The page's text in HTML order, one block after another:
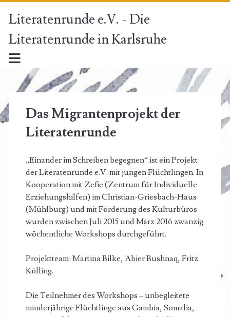
Literatenrunde e.V. - Die
Literatenrunde in Karlsruhe
Das Migrantenprojekt der
Literatenrunde
„Einander im Schreiben begegnen“ ist ein Projekt
der Literatenrunde e.V. mit jungen Flüchtlingen. In
Kooperation mit Zefie (Zentrum für Individuelle
Erziehungshilfen) im Christian-Griesbach-Haus
(Mühlburg) und mit Förderung des Kulturbüros
wurden zwischen Juli 2015 und März 2016 zwanzig
wöchentliche Workshops durchgeführt.
Projektteam: Martina Bilke, Abier Bushnaq, Fritz
Kölling.
Die Teilnehmer des Workshops – unbegleitete
minderjährige Flüchtlinge aus Gambia, Somalia,